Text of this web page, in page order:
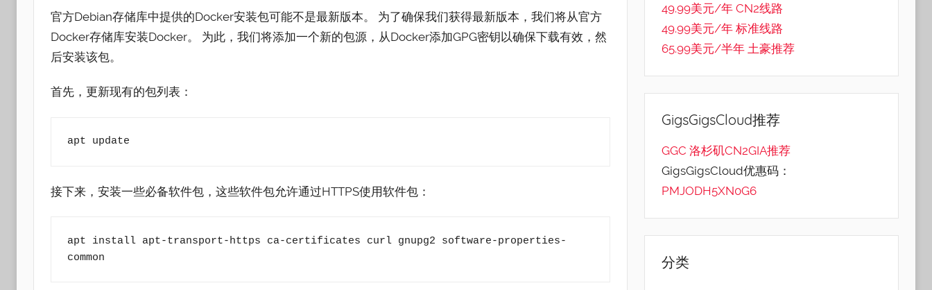
官方Debian存储库中提供的Docker安装包可能不是最新版本。 为了确保我们获得最新版本，我们将从官方
Docker存储库安装Docker。 为此，我们将添加一个新的包源，从Docker添加GPG密钥以确保下载有效，然
后安装该包。
首先，更新现有的包列表：
apt update
接下来，安装一些必备软件包，这些软件包允许通过HTTPS使用软件包：
apt install apt-transport-https ca-certificates curl gnupg2 software-properties-
common
49.99美元/年 CN2线路
49.99美元/年 标准线路
65.99美元/半年 土豪推荐
GigsGigsCloud推荐
GGC 洛杉矶CN2GIA推荐
GigsGigsCloud优惠码：
PMJODH5XN0G6
分类